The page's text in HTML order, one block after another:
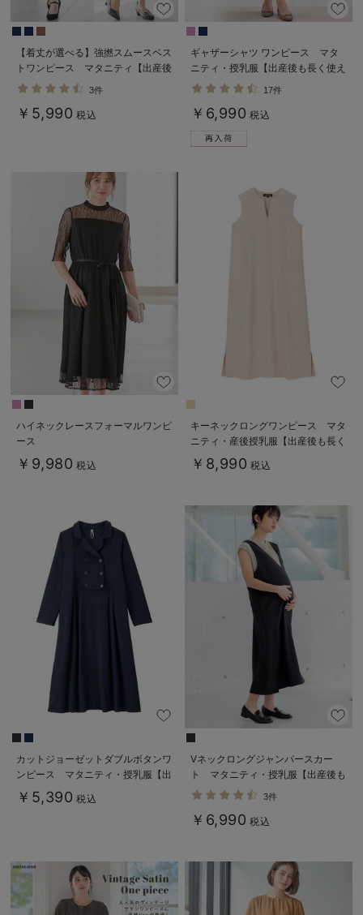
【着丈が選べる】強撚スムースベス
トワンピース マタニティ【出産後
も長く使える】
3件
￥5,990 税込
ギャザーシャツ ワンピース マタ
ニティ・授乳服【出産後も長く使え
る】
17件
￥6,990 税込
ハイネックレースフォーマルワンピ
ース
￥9,980 税込
キーネックロングワンピース マタ
ニティ・産後授乳服【出産後も長く
使える】
￥8,990 税込
カットジョーゼットダブルボタンワ
ンピース マタニティ・授乳服【出
産後も長く使える】fairy（フェアリ
ー）
￥5,390 税込
Vネックロングジャンパースカー
ト マタニティ・授乳服【出産後も
長く使える】
3件
￥6,990 税込